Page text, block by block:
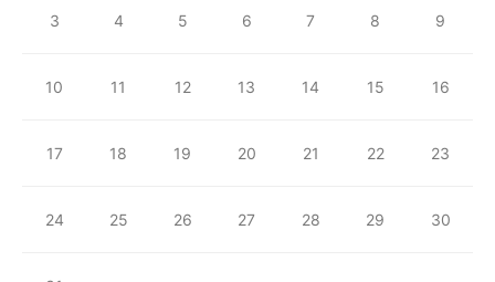
3 4 5 6 7 8 9
10 11 12 13 14 15 16
17 18 19 20 21 22 23
24 25 26 27 28 29 30